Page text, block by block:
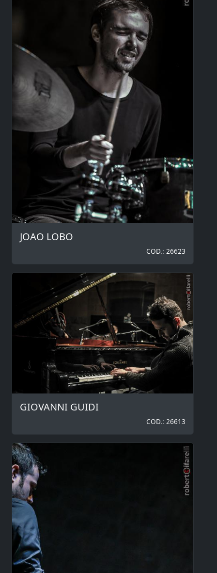
JOAO LOBO
COD.: 26623
GIOVANNI GUIDI
COD.: 26613